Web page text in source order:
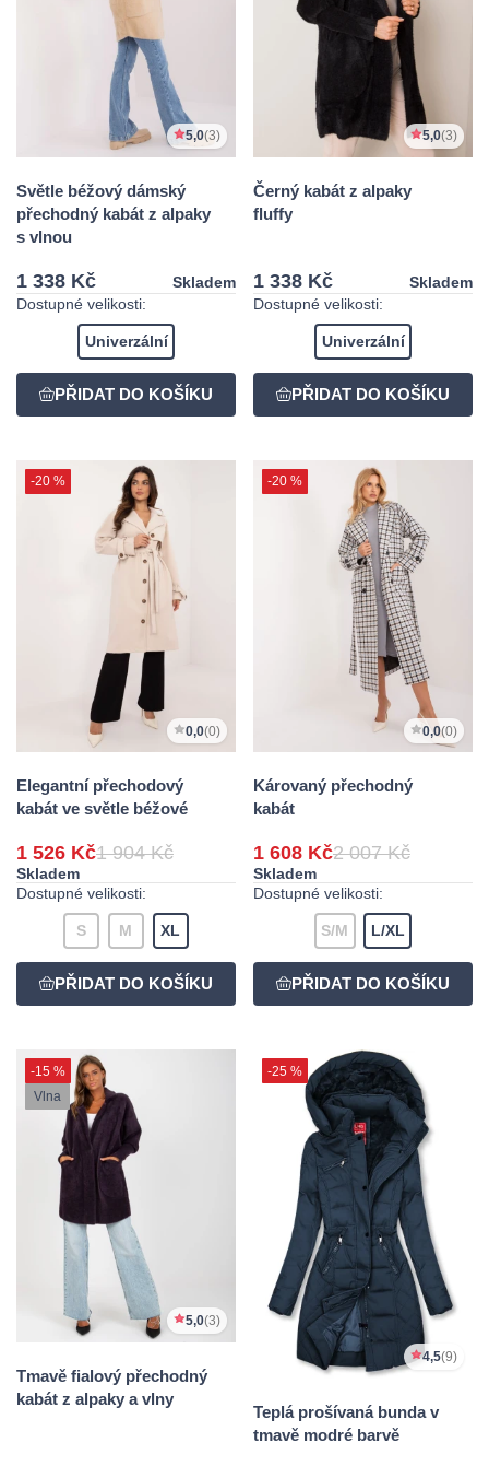
5,0(3)
Světle béžový dámský
přechodný kabát z alpaky
s vlnou
1 338 Kč
Skladem
Dostupné velikosti:
Univerzální
5,0(3)
Černý kabát z alpaky
fluffy
1 338 Kč
Skladem
Dostupné velikosti:
Univerzální
-20 %
0,0(0)
Elegantní přechodový
kabát ve světle béžové
1 526 Kč1 904 Kč
Skladem
Dostupné velikosti:
S M XL
-20 %
0,0(0)
Károvaný přechodný
kabát
1 608 Kč2 007 Kč
Skladem
Dostupné velikosti:
S/M L/XL
-15 %
Vlna
5,0(3)
Tmavě fialový přechodný
kabát z alpaky a vlny
-25 %
4,5(9)
Teplá prošívaná bunda v
tmavě modré barvě